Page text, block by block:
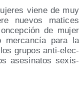
vie­ne de muy
nue­vos mati­ces
de mujer
mer­can­cía para la
gru­pos anti-elec­
ase­si­na­tos sexis­